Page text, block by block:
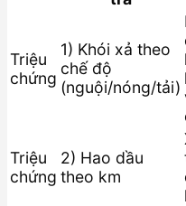
Triệu
chứng
1) Khói xả theo
chế độ
(nguội/nóng/tải)
Triệu
chứng
2) Hao dầu
theo km